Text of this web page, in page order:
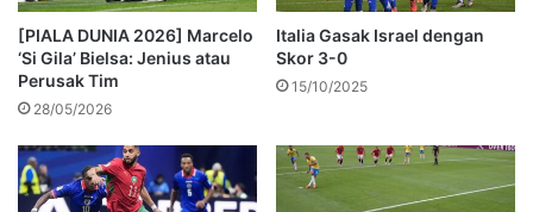
[PIALA DUNIA 2026] Marcelo
‘Si Gila’ Bielsa: Jenius atau
Perusak Tim
28/05/2026
Italia Gasak Israel dengan
Skor 3-0
15/10/2025